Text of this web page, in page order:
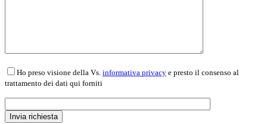
Ho preso visione della Vs. informativa privacy e presto il consenso al
trattamento dei dati qui forniti